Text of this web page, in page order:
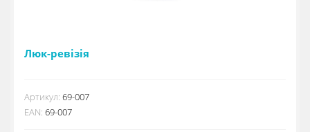
Люк-ревізія
Артикул: 69-007
EAN: 69-007